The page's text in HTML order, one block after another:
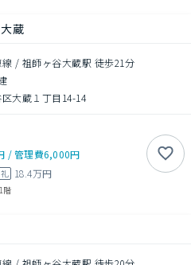
蔵
/ 祖師ヶ谷大蔵駅 徒歩21分
大蔵１丁目14-14
/管理費6,000円
礼 18.4万円
1階